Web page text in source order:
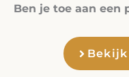
Ben je toe aan een